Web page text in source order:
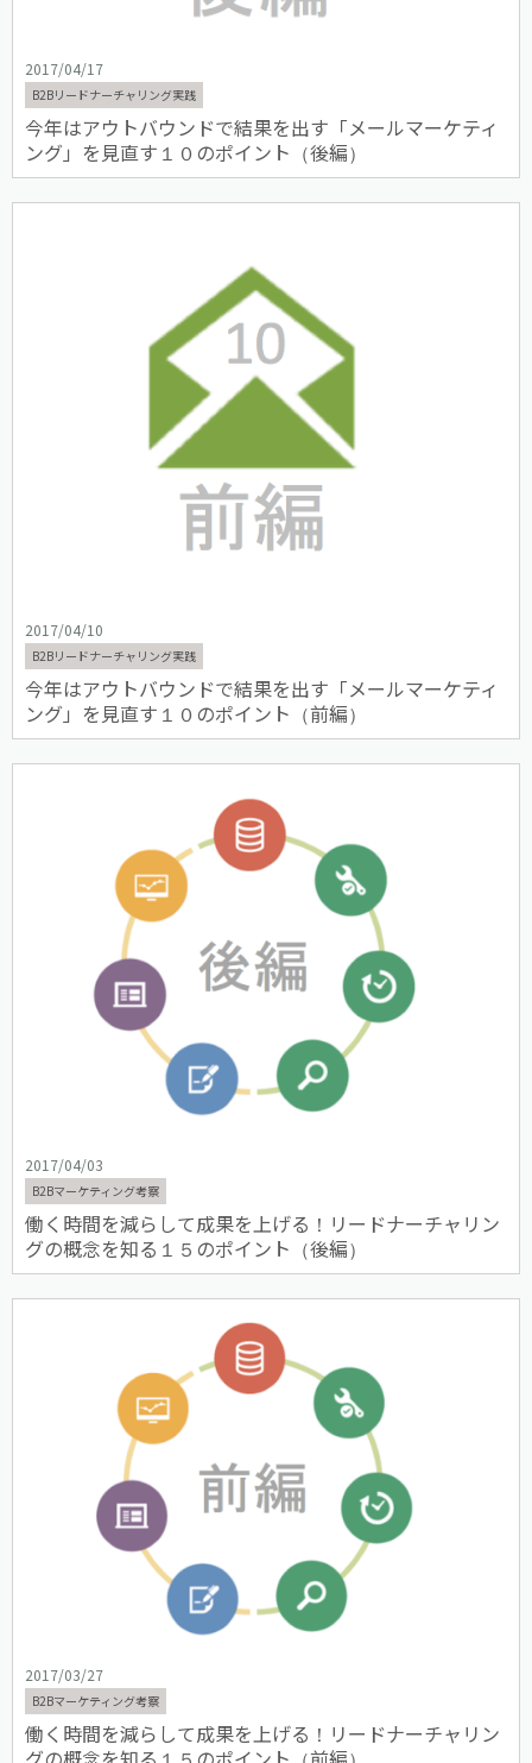
2017/04/17
B2Bリードナーチャリング実践
今年はアウトバウンドで結果を出す「メールマーケティ
ング」を見直す１０のポイント（後編）
2017/04/10
B2Bリードナーチャリング実践
今年はアウトバウンドで結果を出す「メールマーケティ
ング」を見直す１０のポイント（前編）
2017/04/03
B2Bマーケティング考察
働く時間を減らして成果を上げる！リードナーチャリン
グの概念を知る１５のポイント（後編）
2017/03/27
B2Bマーケティング考察
働く時間を減らして成果を上げる！リードナーチャリン